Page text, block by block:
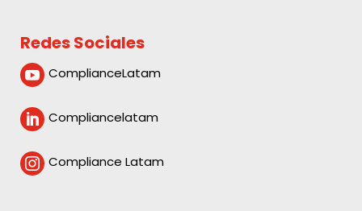
Redes Sociales
 ComplianceLatam
 Compliancelatam
 Compliance Latam